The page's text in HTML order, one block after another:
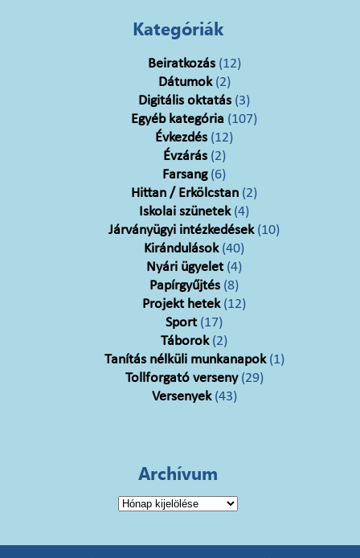
Kategóriák
Beiratkozás(12)
Dátumok(2)
Digitális oktatás (3)
Egyéb kategória (107)
Évkezdés (12)
Évzárás(2)
Farsang(6)
Hittan / Erkölcstan (2)
Iskolai szünetek(4)
Járványügyi intézkedések(10)
Kirándulások(40)
Nyári ügyelet(4)
Papírgyűjtés (8)
Projekt hetek(12)
Sport(17)
Táborok(2)
Tanítás nélküli munkanapok(1)
Tollforgató verseny(29)
Versenyek(43)
Archívum
Archívum